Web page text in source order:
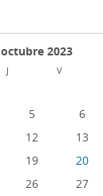
octubre 2023
J V
5 6
12 13
19 20
26 27